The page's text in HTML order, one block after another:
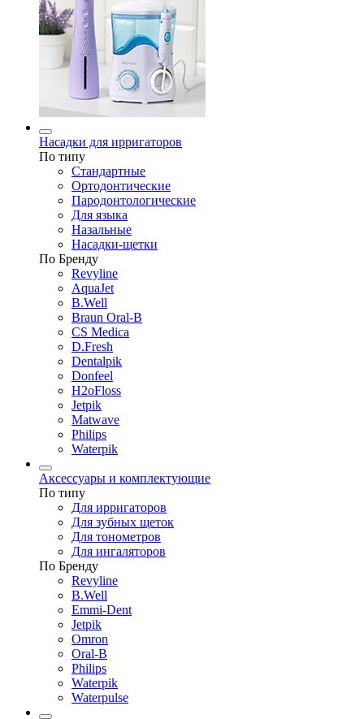
Насадки для ирригаторов
По типу
Стандартные
Ортодонтические
Пародонтологические
Для языка
Назальные
Насадки-щетки
По Бренду
Revyline
AquaJet
B.Well
Braun Oral-B
CS Medica
D.Fresh
Dentalpik
Donfeel
H2oFloss
Jetpik
Matwave
Philips
Waterpik
Аксессуары и комплектующие
По типу
Для ирригаторов
Для зубных щеток
Для тонометров
Для ингаляторов
По Бренду
Revyline
B.Well
Emmi-Dent
Jetpik
Omron
Oral-B
Philips
Waterpik
Waterpulse